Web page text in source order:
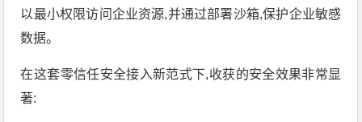
以最小权限访问企业资源,并通过部署沙箱,保护企业敏感
数据。
在这套零信任安全接入新范式下,收获的安全效果非常显
著: